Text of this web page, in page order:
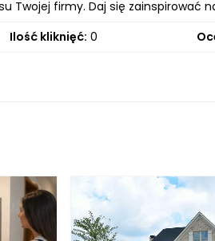
Twojej firmy. Daj się zainspirować
Ilość kliknięć: 0